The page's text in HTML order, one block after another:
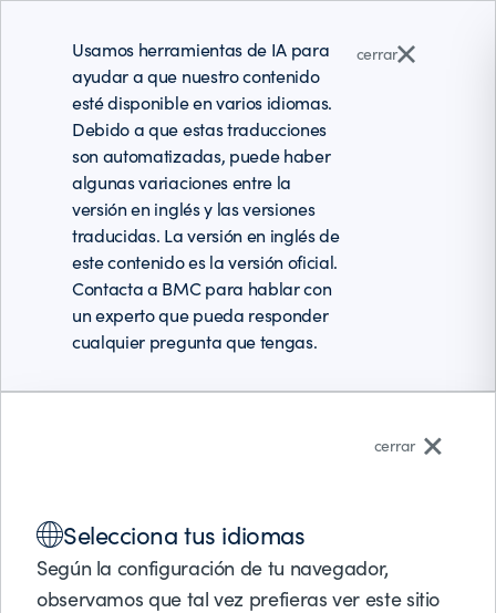
Socios de Negocios
Soporte
Usamos herramientas de IA para
ayudar a que nuestro contenido
esté disponible en varios idiomas.
Debido a que estas traducciones
son automatizadas, puede haber
algunas variaciones entre la
versión en inglés y las versiones
traducidas. La versión en inglés de
este contenido es la versión oficial.
Contacta a BMC para hablar con
un experto que pueda responder
cualquier pregunta que tengas.
cerrar
cerrar
Selecciona tus idiomas
Según la configuración de tu navegador,
observamos que tal vez prefieras ver este sitio